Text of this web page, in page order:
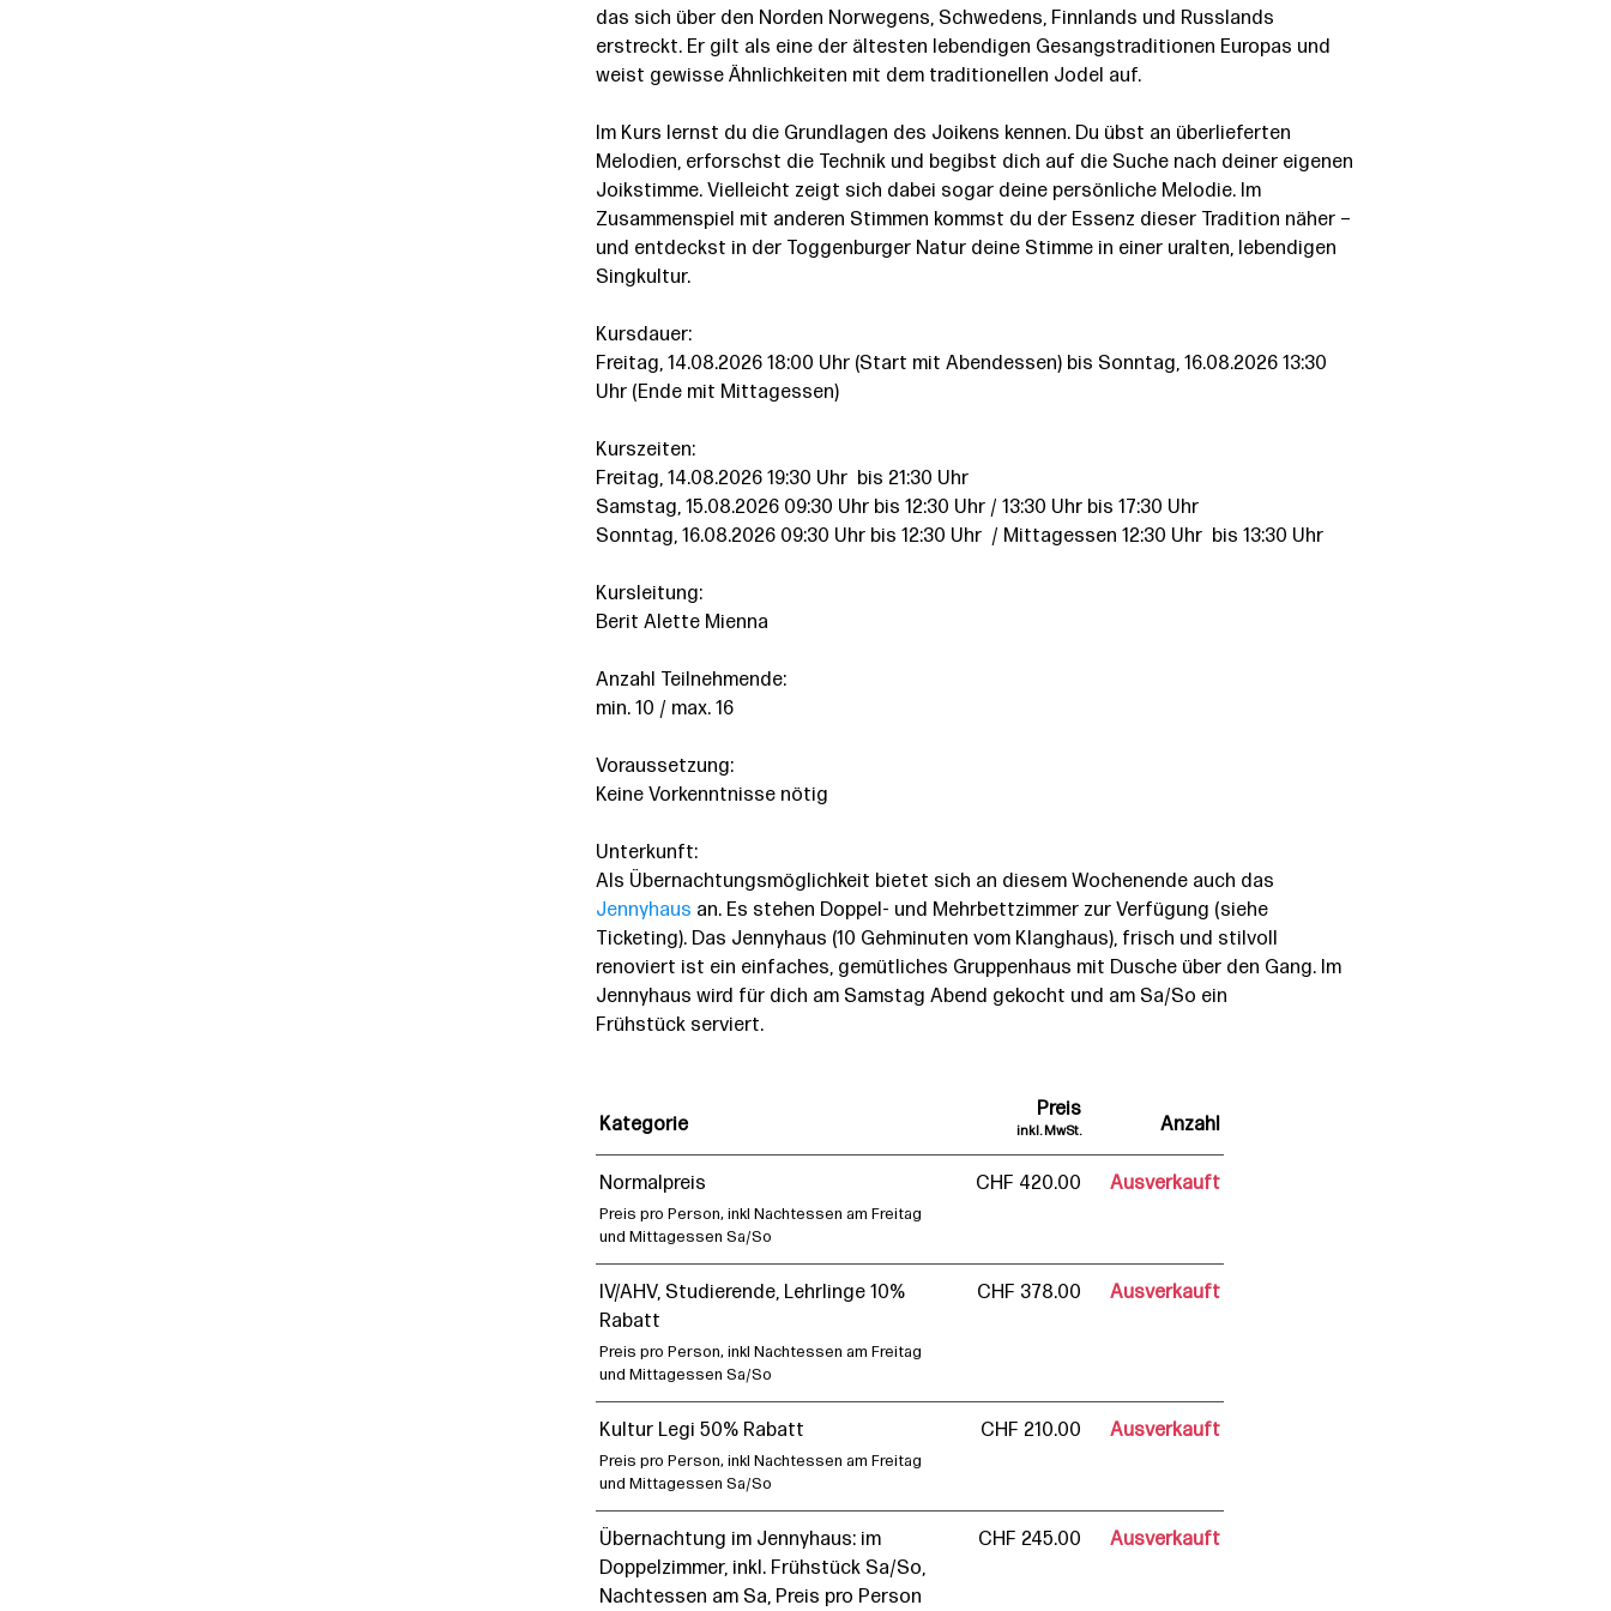
das sich über den Norden Norwegens, Schwedens, Finnlands und Russlands
erstreckt. Er gilt als eine der ältesten lebendigen Gesangstraditionen Europas und
weist gewisse Ähnlichkeiten mit dem traditionellen Jodel auf.
Im Kurs lernst du die Grundlagen des Joikens kennen. Du übst an überlieferten
Melodien, erforschst die Technik und begibst dich auf die Suche nach deiner eigenen
Joikstimme. Vielleicht zeigt sich dabei sogar deine persönliche Melodie. Im
Zusammenspiel mit anderen Stimmen kommst du der Essenz dieser Tradition näher –
und entdeckst in der Toggenburger Natur deine Stimme in einer uralten, lebendigen
Singkultur.
Kursdauer:
Freitag, 14.08.2026 18:00 Uhr (Start mit Abendessen) bis Sonntag, 16.08.2026 13:30
Uhr (Ende mit Mittagessen)
Kurszeiten:
Freitag, 14.08.2026 19:30 Uhr bis 21:30 Uhr
Samstag, 15.08.2026 09:30 Uhr bis 12:30 Uhr / 13:30 Uhr bis 17:30 Uhr
Sonntag, 16.08.2026 09:30 Uhr bis 12:30 Uhr / Mittagessen 12:30 Uhr bis 13:30 Uhr
Kursleitung:
Berit Alette Mienna
Anzahl Teilnehmende:
min. 10 / max. 16
Voraussetzung:
Keine Vorkenntnisse nötig
Unterkunft:
Als Übernachtungsmöglichkeit bietet sich an diesem Wochenende auch das
Jennyhaus an. Es stehen Doppel- und Mehrbettzimmer zur Verfügung (siehe
Ticketing). Das Jennyhaus (10 Gehminuten vom Klanghaus), frisch und stilvoll
renoviert ist ein einfaches, gemütliches Gruppenhaus mit Dusche über den Gang. Im
Jennyhaus wird für dich am Samstag Abend gekocht und am Sa/So ein
Frühstück serviert.
Kategorie
Preis
inkl. MwSt. Anzahl
Normalpreis
Preis pro Person, inkl Nachtessen am Freitag
und Mittagessen Sa/So
CHF 420.00 Ausverkauft
IV/AHV, Studierende, Lehrlinge 10%
Rabatt
Preis pro Person, inkl Nachtessen am Freitag
und Mittagessen Sa/So
CHF 378.00 Ausverkauft
Kultur Legi 50% Rabatt
Preis pro Person, inkl Nachtessen am Freitag
und Mittagessen Sa/So
CHF 210.00 Ausverkauft
Übernachtung im Jennyhaus: im
Doppelzimmer, inkl. Frühstück Sa/So,
Nachtessen am Sa, Preis pro Person
CHF 245.00 Ausverkauft